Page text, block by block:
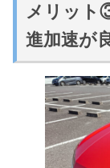
メリット
進加速が